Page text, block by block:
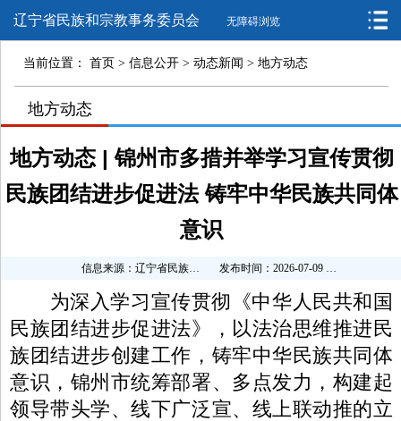
辽宁省民族和宗教事务委员会 无障碍浏览
当前位置： 首页 > 信息公开 > 动态新闻 > 地方动态
>>>
地方动态
地方动态 | 锦州市多措并举学习宣传贯彻
民族团结进步促进法 铸牢中华民族共同体
意识
信息来源：辽宁省民族和宗教事务委员会 发布时间：2026-07-09 10:44:32
为深入学习宣传贯彻《中华人民共和国
民族团结进步促进法》，以法治思维推进民
族团结进步创建工作，铸牢中华民族共同体
意识，锦州市统筹部署、多点发力，构建起
领导带头学、线下广泛宣、线上联动推的立